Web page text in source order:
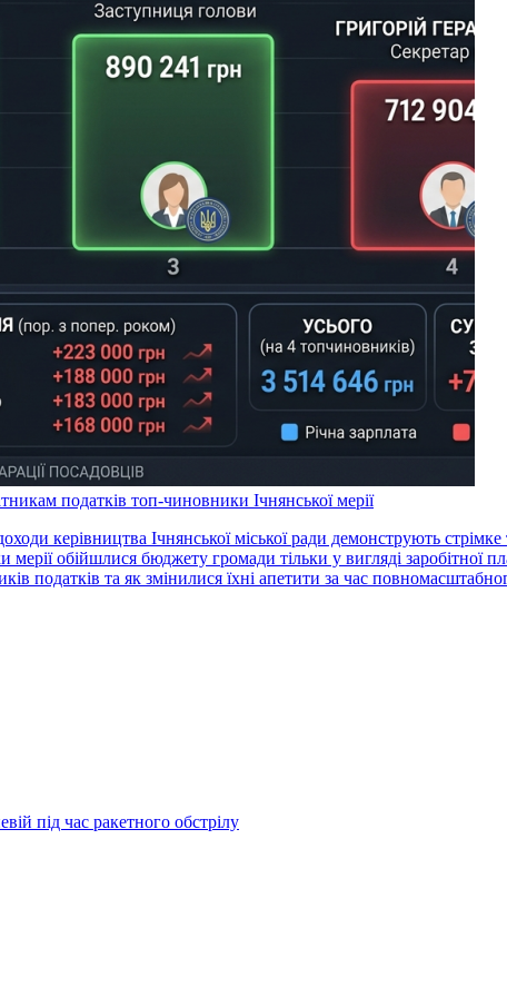
податків топ-чиновники Ічнянської мерії
керівництва Ічнянської міської ради демонструють
обійшлися бюджету громади тільки у вигляді заробітної
податків та як змінилися їхні апетити за час
під час ракетного обстрілу